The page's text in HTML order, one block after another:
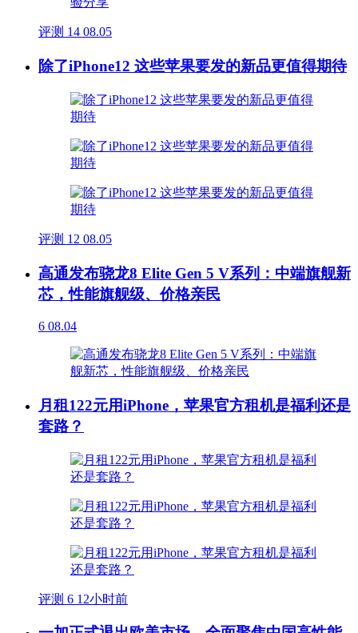
评测 14 08.05
除了iPhone12 这些苹果要发的新品更值得期待
评测 12 08.05
高通发布骁龙8 Elite Gen 5 V系列：中端旗舰新
芯，性能旗舰级、价格亲民
6 08.04
月租122元用iPhone，苹果官方租机是福利还是
套路？
评测 6 12小时前